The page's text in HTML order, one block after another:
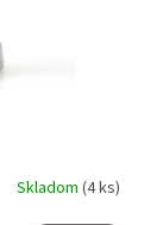
Skladom (4 ks)